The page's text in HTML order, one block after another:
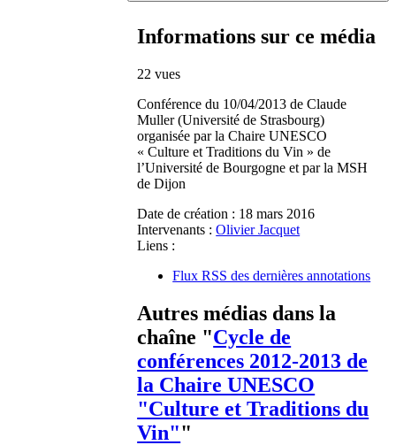
Informations sur ce média
22 vues
Conférence du 10/04/2013 de Claude
Muller (Université de Strasbourg)
organisée par la Chaire UNESCO
« Culture et Traditions du Vin » de
l’Université de Bourgogne et par la MSH
de Dijon
Date de création : 18 mars 2016
Intervenants : Olivier Jacquet
Liens :
Flux RSS des dernières annotations
Autres médias dans la
chaîne "Cycle de
conférences 2012-2013 de
la Chaire UNESCO
"Culture et Traditions du
Vin""